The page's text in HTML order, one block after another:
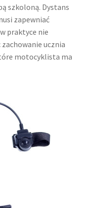
szkoloną. Dystans
zapewniać
praktyce nie
ucznia
motocyklista ma